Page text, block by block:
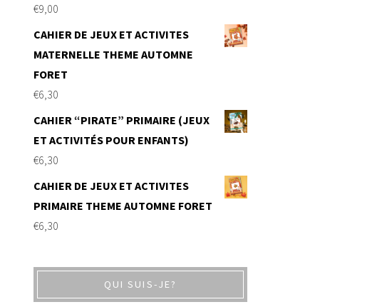
€9,00
CAHIER DE JEUX ET ACTIVITES
MATERNELLE THEME AUTOMNE
FORET
€6,30
CAHIER “PIRATE” PRIMAIRE (JEUX
ET ACTIVITÉS POUR ENFANTS)
€6,30
CAHIER DE JEUX ET ACTIVITES
PRIMAIRE THEME AUTOMNE FORET
€6,30
QUI SUIS-JE?